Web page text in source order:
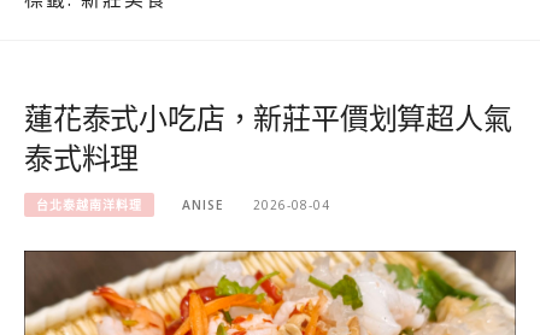
蓮花泰式小吃店，新莊平價划算超人氣
泰式料理
台北泰越南洋料理 ANISE 2026-08-04